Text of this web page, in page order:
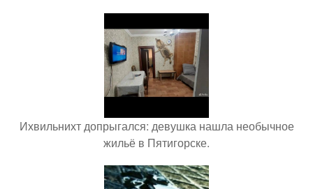
Ихвильнихт допрыгался: девушка нашла необычное
жильё в Пятигорске.